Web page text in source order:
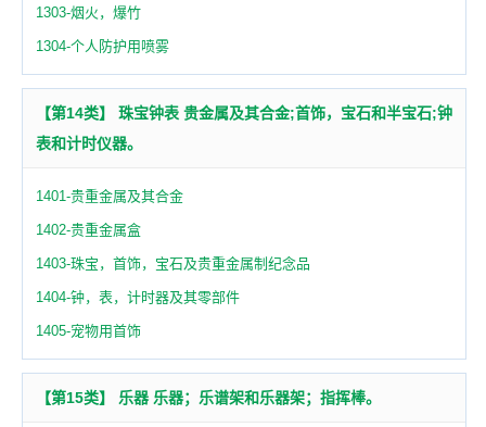
1303-烟火，爆竹
1304-个人防护用喷雾
【第14类】 珠宝钟表 贵金属及其合金;首饰，宝石和半宝石;钟
表和计时仪器。
1401-贵重金属及其合金
1402-贵重金属盒
1403-珠宝，首饰，宝石及贵重金属制纪念品
1404-钟，表，计时器及其零部件
1405-宠物用首饰
【第15类】 乐器 乐器；乐谱架和乐器架；指挥棒。